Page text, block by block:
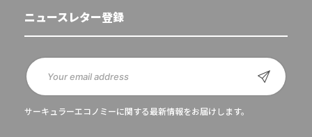
ニュースレター登録
サーキュラーエコノミーに関する最新情報をお届けします。